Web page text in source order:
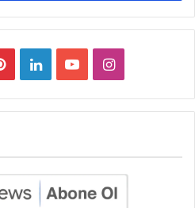
PinterestLinkedInYouTubeInstagram